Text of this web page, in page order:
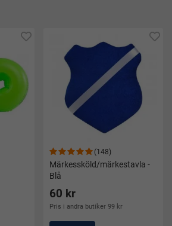
(148)
Märkessköld/märkestavla -
Blå
60 kr
Pris i andra butiker 99 kr